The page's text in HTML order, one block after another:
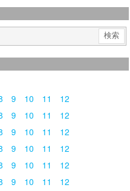
9 10 11
12
9 10 11
12
9 10 11
12
9 10 11
12
9 10 11
12
9 10 11
12